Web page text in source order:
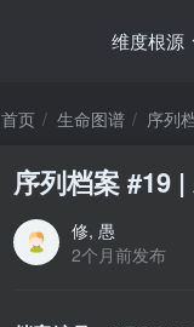
维度根源
首页 生命图谱 序列
序列档案 #19
修, 愚
2个月前发布